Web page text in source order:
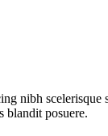
nibh
blandit posuere.